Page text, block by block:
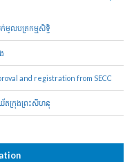
ក់​មូល​ប​ត្រ​កម្មសិទ្ធិ​
and registration from SECC
យ័ត​ក្រុងព្រះសីហនុ